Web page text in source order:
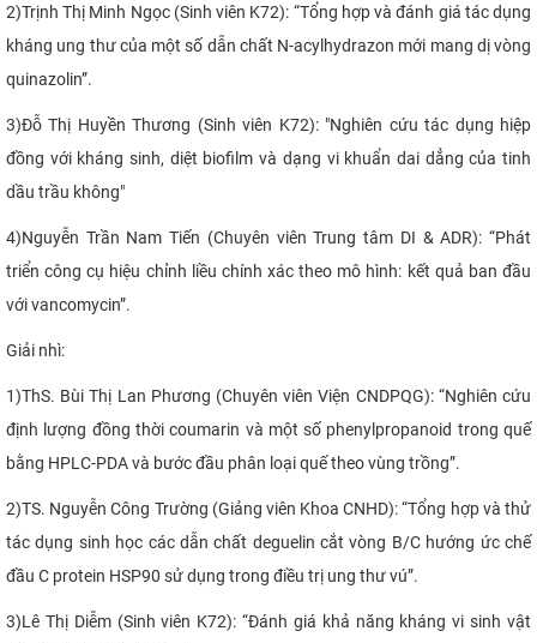
2)Trịnh Thị Minh Ngọc (Sinh viên K72): “Tổng hợp và đánh giá tác dụng
kháng ung thư của một số dẫn chất N-acylhydrazon mới mang dị vòng
quinazolin”.
3)Đỗ Thị Huyền Thương (Sinh viên K72): "Nghiên cứu tác dụng hiệp
đồng với kháng sinh, diệt biofilm và dạng vi khuẩn dai dẳng của tinh
dầu trầu không"​
4)Nguyễn Trần Nam Tiến (Chuyên viên Trung tâm DI & ADR): “Phát
triển công cụ hiệu chỉnh liều chính xác theo mô hình: kết quả ban đầu
với vancomycin”.
Giải nhì:
1)ThS. Bùi Thị Lan Phương (Chuyên viên Viện CNDPQG): “Nghiên cứu
định lượng đồng thời coumarin và một số phenylpropanoid trong quế
bằng HPLC-PDA và bước đầu phân loại quế theo vùng trồng”.
2)TS. Nguyễn Công Trường (Giảng viên Khoa CNHD): “Tổng hợp và thử
tác dụng sinh học các dẫn chất deguelin cắt vòng B/C hướng ức chế
đầu C protein HSP90 sử dụng trong điều trị ung thư vú”.
3)Lê Thị Diễm (Sinh viên K72): “Đánh giá khả năng kháng vi sinh vật